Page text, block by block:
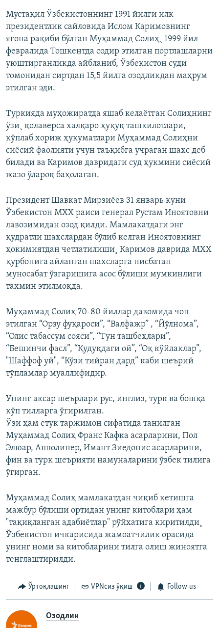
Мустақил Ўзбекистоннинг 1991 йилги илк
президентлик сайловида Ислом Каримовнинг
ягона рақиби бўлган Муҳаммад Солиҳ¸ 1999 йил
февралида Тошкентда содир этилган портлашларни
уюштирганликда айбланиб, Ўзбекистон суди
томонидан сиртдан 15,5 йилга озодликдан маҳрум
этилган эди.
Туркияда муҳожирaтда яшаб келаëтган Солиҳнинг
ўзи¸ қолаверса халқаро ҳуқуқ ташкилотлари,
кўплаб хориж ҳукуматлари Муҳаммад Солиҳни
сиëсий фаолияти учун таъқибга учраган шахс деб
билади ва Каримов давридаги суд ҳукмини сиëсий
жазо ўлароқ баҳолаган.
Президент Шавкат Мирзиëев 31 январь куни
Ўзбекистон МХХ раиси генерал Рустам Иноятовни
лавозимидан озод қилди. Мамлакатдаги энг
қудратли шахслардан бўлиб келган Иноятовнинг
ҳокимиятдан четлатилиши¸ Каримов даврида МХХ
қурбонига айланган шахсларга нисбатан
муносабат ўзгаришига асос бўлиши мумкинлиги
тахмин этилмоқда.
Муҳаммад Солиҳ 70-80 йиллар давомида чоп
этилган “Орзу фуқароси”, “Валфажр” , “Йўлнома”,
“Олис табассум сояси”, “Тун ташбеҳлари”,
“Бешинчи фасл”, “Қудуқдаги ой”, “Оқ кўйлаклар”,
"Шаффоф уй", “Кўзи тийран дард” каби шеърий
тўпламлар муаллифидир.
Унинг аксар шеърлари рус, инглиз, турк ва бошқа
кўп тилларга ўгирилган.
Ўзи ҳам етук таржимон сифатида танилган
Муҳаммад Солиҳ Франс Кафка асарларини, Пол
Элюар, Апполинер, Имант Зиедонис асарларини,
фин ва турк шеърияти намуналарини ўзбек тилига
ўгирган.
Муҳаммад Солиҳ мамлакатдан чиқиб кетишга
мажбур бўлиши ортидан унинг китоблари ҳам
"тақиқланган адабиëтлар" рўйхатига киритилди¸
Ўзбекистон ичкарисида жамоатчилик орасида
унинг номи ва китобларини тилга олиш жиноятга
тенглаштирилди.
Ўртоқлашинг VPNсиз ўқиш Follow us
Озодлик